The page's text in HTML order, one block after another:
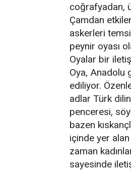
coğrafyadan,
Çamdan
askerleri
peynir oyası
Oyalar bir
Oya, Anadolu
ediliyor.
adlar Türk
penceresi,
bazen
içinde yer
zaman
sayesinde